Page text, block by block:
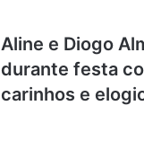
Aline e Diogo
durante festa
carinhos e